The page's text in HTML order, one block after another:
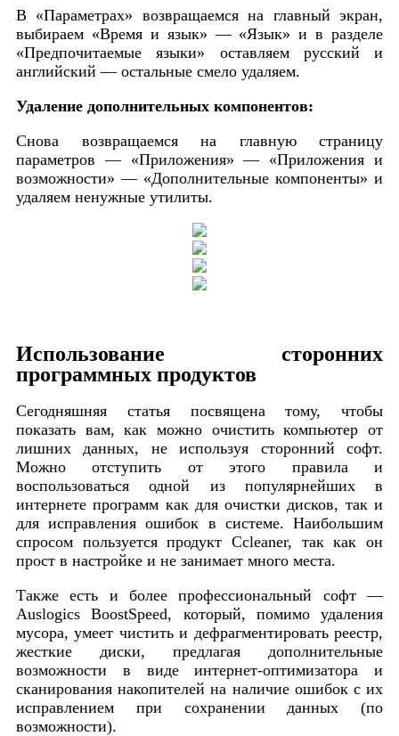
В «Параметрах» возвращаемся на главный экран,
выбираем «Время и язык» — «Язык» и в разделе
«Предпочитаемые языки» оставляем русский и
английский — остальные смело удаляем.
Удаление дополнительных компонентов:
Снова возвращаемся на главную страницу
параметров — «Приложения» — «Приложения и
возможности» — «Дополнительные компоненты» и
удаляем ненужные утилиты.
Использование сторонних
программных продуктов
Сегодняшняя статья посвящена тому, чтобы
показать вам, как можно очистить компьютер от
лишних данных, не используя сторонний софт.
Можно отступить от этого правила и
воспользоваться одной из популярнейших в
интернете программ как для очистки дисков, так и
для исправления ошибок в системе. Наибольшим
спросом пользуется продукт Ccleaner, так как он
прост в настройке и не занимает много места.
Также есть и более профессиональный софт —
Auslogics BoostSpeed, который, помимо удаления
мусора, умеет чистить и дефрагментировать реестр,
жесткие диски, предлагая дополнительные
возможности в виде интернет-оптимизатора и
сканирования накопителей на наличие ошибок с их
исправлением при сохранении данных (по
возможности).